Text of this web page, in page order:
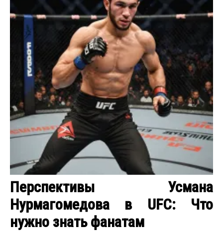
Перспективы Усмана
Нурмагомедова в UFC: Что
нужно знать фанатам